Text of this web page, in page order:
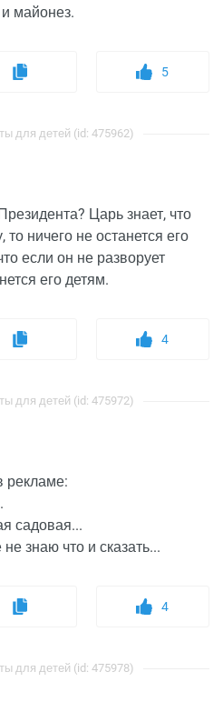
майонез.
5
для детей (id: 475962)
Царь знает, что
то ничего не останется его
если он не разворует
его детям.
4
для детей (id: 475972)
рекламе:
садовая...
знаю что и сказать...
4
для детей (id: 475978)